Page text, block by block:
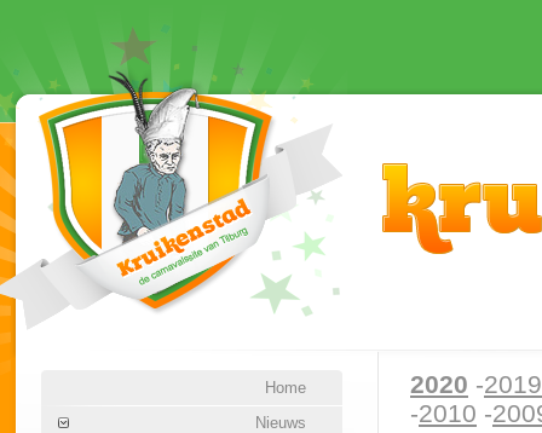
Home
Nieuws
2020 -2019
-2010 -